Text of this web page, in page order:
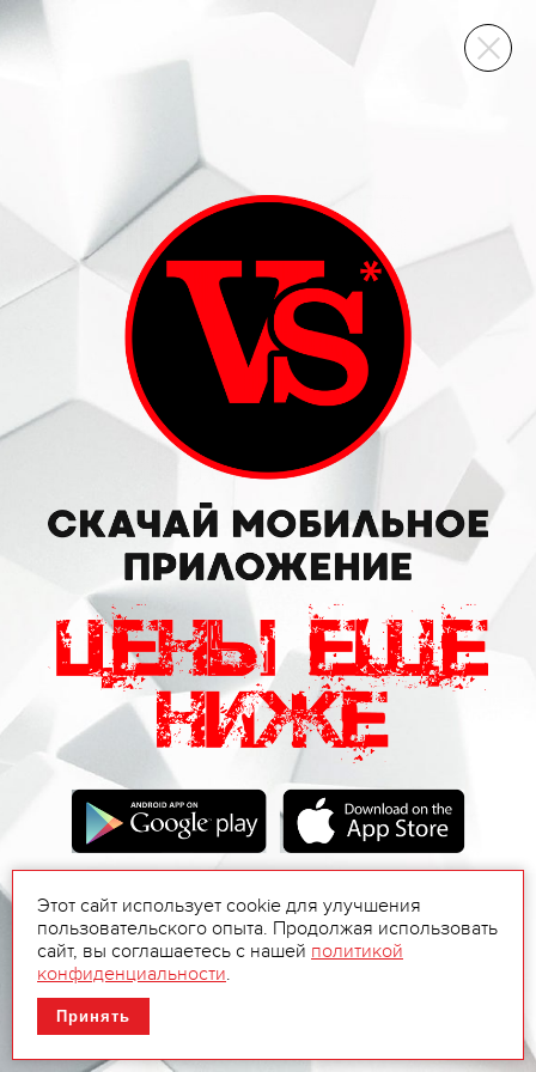
ВИННЫЙ СКЛАД
Этот сайт использует cookie для улучшения
пользовательского опыта. Продолжая использовать
сайт, вы соглашаетесь с нашей политикой
конфиденциальности.
Принять